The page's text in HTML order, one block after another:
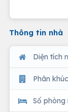
Thông tin nhà
Diện tích
Phân
Số phòng